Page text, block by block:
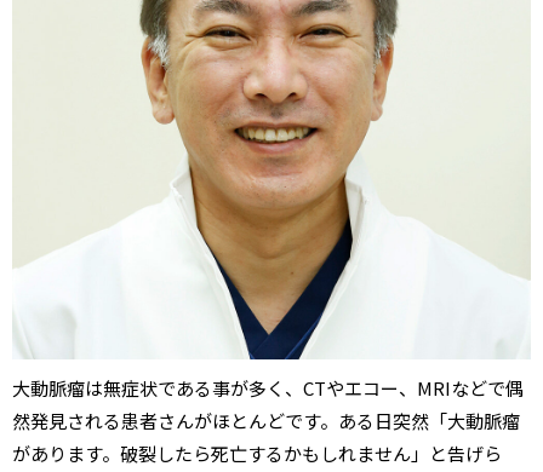
大動脈瘤は無症状である事が多く、CTやエコー、MRIなどで偶
然発見される患者さんがほとんどです。ある日突然「大動脈瘤
があります。破裂したら死亡するかもしれません」と告げら